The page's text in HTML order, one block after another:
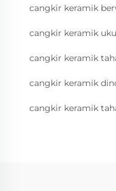
cangkir keramik
cangkir keramik
cangkir keramik
cangkir keramik
cangkir keramik